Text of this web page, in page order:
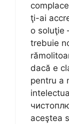
ţi-ai
o soluţie
trebuie
dacă e
pentru a
aceştea